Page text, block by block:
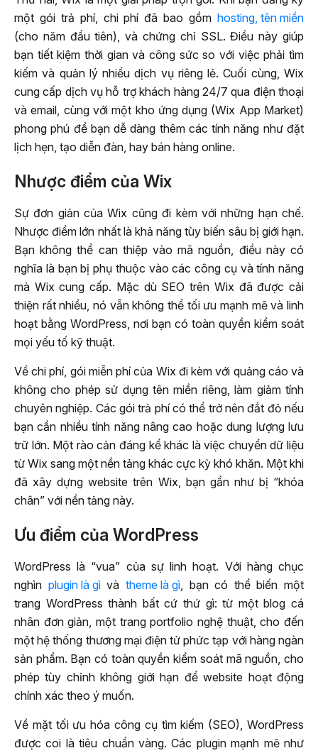
một gói trả phí, chi phí đã bao gồm hosting, tên miền
(cho năm đầu tiên), và chứng chỉ SSL. Điều này giúp
bạn tiết kiệm thời gian và công sức so với việc phải tìm
kiếm và quản lý nhiều dịch vụ riêng lẻ. Cuối cùng, Wix
cung cấp dịch vụ hỗ trợ khách hàng 24/7 qua điện thoại
và email, cùng với một kho ứng dụng (Wix App Market)
phong phú để bạn dễ dàng thêm các tính năng như đặt
lịch hẹn, tạo diễn đàn, hay bán hàng online.
Nhược điểm của Wix
Sự đơn giản của Wix cũng đi kèm với những hạn chế.
Nhược điểm lớn nhất là khả năng tùy biến sâu bị giới hạn.
Bạn không thể can thiệp vào mã nguồn, điều này có
nghĩa là bạn bị phụ thuộc vào các công cụ và tính năng
mà Wix cung cấp. Mặc dù SEO trên Wix đã được cải
thiện rất nhiều, nó vẫn không thể tối ưu mạnh mẽ và linh
hoạt bằng WordPress, nơi bạn có toàn quyền kiểm soát
mọi yếu tố kỹ thuật.
Về chi phí, gói miễn phí của Wix đi kèm với quảng cáo và
không cho phép sử dụng tên miền riêng, làm giảm tính
chuyên nghiệp. Các gói trả phí có thể trở nên đắt đỏ nếu
bạn cần nhiều tính năng nâng cao hoặc dung lượng lưu
trữ lớn. Một rào cản đáng kể khác là việc chuyển dữ liệu
từ Wix sang một nền tảng khác cực kỳ khó khăn. Một khi
đã xây dựng website trên Wix, bạn gần như bị “khóa
chân” với nền tảng này.
Ưu điểm của WordPress
WordPress là “vua” của sự linh hoạt. Với hàng chục
nghìn plugin là gìvà theme là gì, bạn có thể biến một
trang WordPress thành bất cứ thứ gì: từ một blog cá
nhân đơn giản, một trang portfolio nghệ thuật, cho đến
một hệ thống thương mại điện tử phức tạp với hàng ngàn
sản phẩm. Bạn có toàn quyền kiểm soát mã nguồn, cho
phép tùy chỉnh không giới hạn để website hoạt động
chính xác theo ý muốn.
Về mặt tối ưu hóa công cụ tìm kiếm (SEO), WordPress
được coi là tiêu chuẩn vàng. Các plugin mạnh mẽ như